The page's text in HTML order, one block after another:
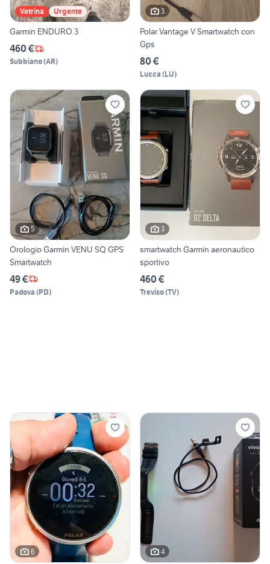
Vetrina Urgente
Garmin ENDURO 3
460 €
Subbiano(AR)
3
Polar Vantage V Smartwatch con
Gps
80 €
Lucca (LU)
5
Orologio Garmin VENU SQ GPS
Smartwatch
49 €
Padova (PD)
3
smartwatch Garmin aeronautico
sportivo
460 €
Treviso(TV)
6 4